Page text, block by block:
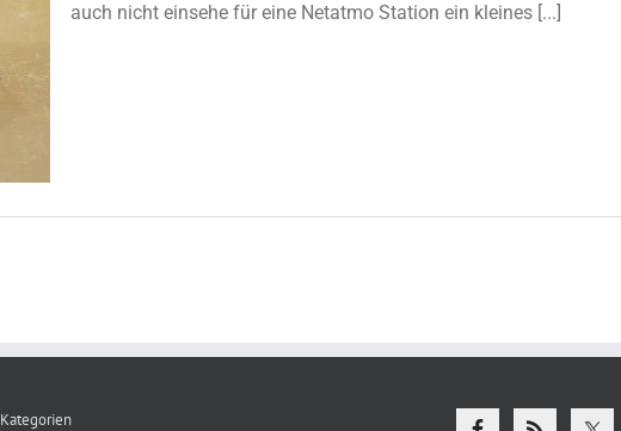
auch nicht einsehe für eine Netatmo Station ein kleines [...]
Kategorien